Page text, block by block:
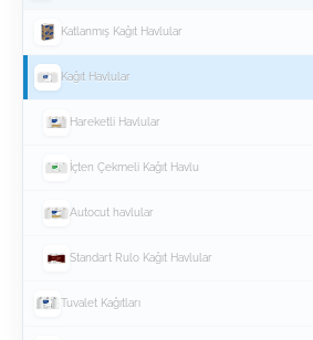
Katlanmış Kağıt Havlular
Kağıt Havlular
Hareketli Havlular
İçten Çekmeli Kağıt Havlu
Autocut havlular
Standart Rulo Kağıt Havlular
Tuvalet Kağıtları